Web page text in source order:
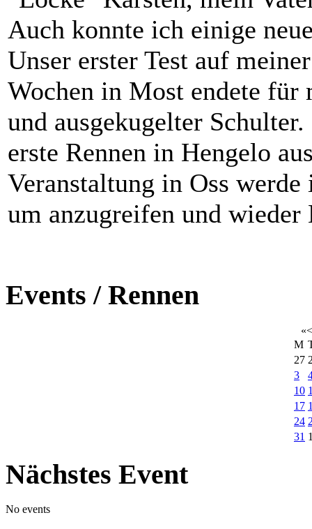
Auch konnte ich einige
Unser erster Test auf
Wochen in Most endete
und ausgekugelter
erste Rennen in Hengelo
Veranstaltung in Oss
um anzugreifen und wieder
Events / Rennen
«<
M
27
3
10
17
24
31
Nächstes Event
No events